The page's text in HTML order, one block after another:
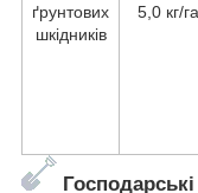
ґрунтових
шкідників
5,0 кг/га